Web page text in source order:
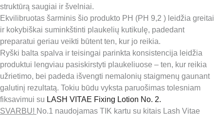
struktūrą saugiai ir švelniai.
Ekvilibruotas šarminis šio produkto PH (PH 9,2 ) leidžia greitai
ir kokybiškai suminkštinti plaukelių kutikulę, padedant
preparatui geriau veikti būtent ten, kur jo reikia.
Ryški balta spalva ir teisingai parinkta konsistencija leidžia
produktui lengviau pasiskirstyti plaukeliuose – ten, kur reikia
užrietimo, bei padeda išvengti nemalonių staigmenų gaunant
galutinį rezultatą. Tokiu būdu vyksta paruošimas tolesniam
fiksavimui su LASH VITAE Fixing Lotion No. 2.
SVARBU! No.1 naudojamas TIK kartu su kitais Lash Vitae